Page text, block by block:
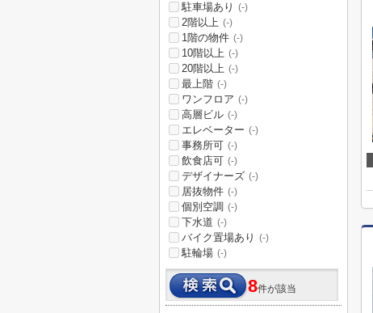
駐車場あり (-)
2階以上 (-)
1階の物件 (-)
10階以上 (-)
20階以上 (-)
最上階 (-)
ワンフロア (-)
高層ビル (-)
エレベーター (-)
事務所可 (-)
飲食店可 (-)
デザイナーズ (-)
居抜物件 (-)
個別空調 (-)
下水道 (-)
バイク置場あり (-)
駐輪場 (-)
8件が該当